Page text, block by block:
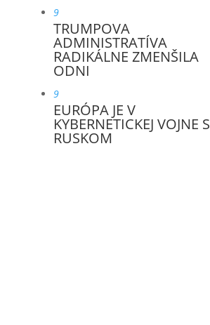
9
TRUMPOVA
ADMINISTRATÍVA
RADIKÁLNE ZMENŠILA
ODNI
9
EURÓPA JE V
KYBERNETICKEJ VOJNE S
RUSKOM